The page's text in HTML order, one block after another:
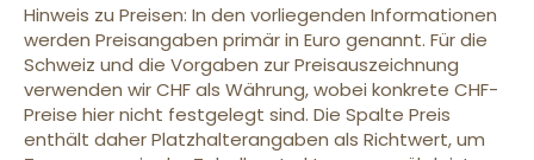
Hinweis zu Preisen: In den vorliegenden Informationen
werden Preisangaben primär in Euro genannt. Für die
Schweiz und die Vorgaben zur Preisauszeichnung
verwenden wir CHF als Währung, wobei konkrete CHF-
Preise hier nicht festgelegt sind. Die Spalte Preis
enthält daher Platzhalterangaben als Richtwert, um